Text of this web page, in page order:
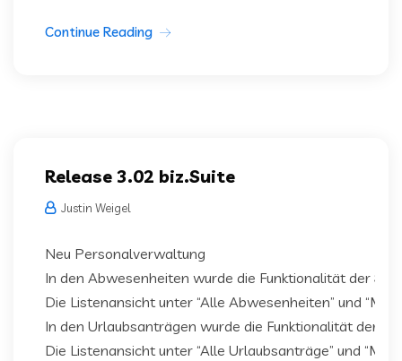
Continue Reading
Release 3.02 biz.Suite
Justin Weigel
Neu Personalverwaltung
In den Abwesenheiten wurde die Funktionalität der
Die Listenansicht unter “Alle Abwesenheiten” und
In den Urlaubsanträgen wurde die Funktionalität der
Die Listenansicht unter “Alle Urlaubsanträge” und